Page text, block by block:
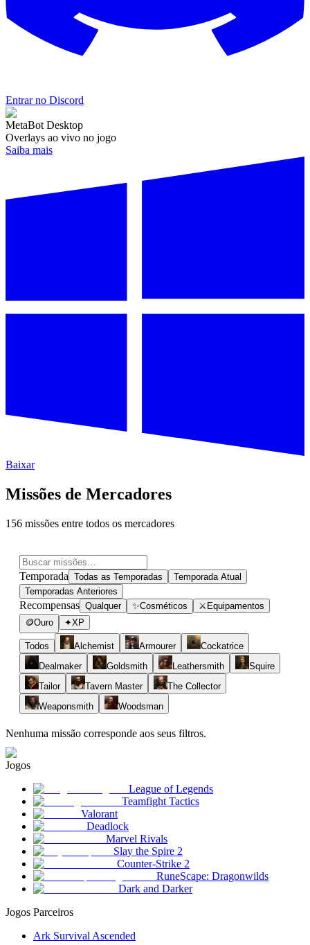
Entrar no Discord
MetaBot Desktop
Overlays ao vivo no jogo
Saiba mais
Baixar
Missões de Mercadores
156 missões entre todos os mercadores
Temporada Todas as Temporadas
Temporada Atual
Temporadas Anteriores
Recompensas Qualquer ✨Cosméticos ⚔ Equipamentos
🪙Ouro ✦XP
Todos Alchemist Armourer
Cockatrice
Dealmaker
Goldsmith Leathersmith
Squire
Tailor
Tavern Master
The Collector
Weaponsmith
Woodsman
Nenhuma missão corresponde aos seus filtros.
Jogos
League of Legends
Teamfight Tactics
Valorant
Deadlock
Marvel Rivals
Slay the Spire 2
Counter-Strike 2
RuneScape: Dragonwilds
Dark and Darker
Jogos Parceiros
Ark Survival Ascended